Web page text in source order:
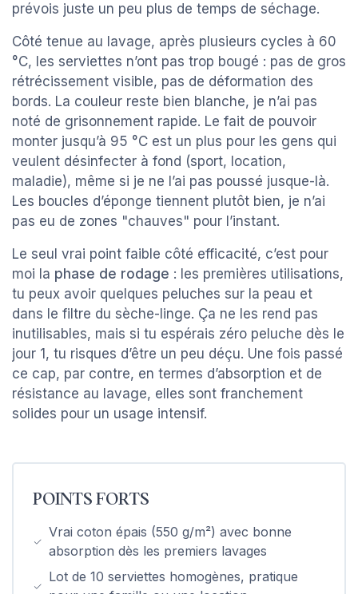
prévois juste un peu plus de temps de séchage.
Côté tenue au lavage, après plusieurs cycles à 60
°C, les serviettes n’ont pas trop bougé : pas de gros
rétrécissement visible, pas de déformation des
bords. La couleur reste bien blanche, je n’ai pas
noté de grisonnement rapide. Le fait de pouvoir
monter jusqu’à 95 °C est un plus pour les gens qui
veulent désinfecter à fond (sport, location,
maladie), même si je ne l’ai pas poussé jusque-là.
Les boucles d’éponge tiennent plutôt bien, je n’ai
pas eu de zones "chauves" pour l’instant.
Le seul vrai point faible côté efficacité, c’est pour
moi la phase de rodage : les premières utilisations,
tu peux avoir quelques peluches sur la peau et
dans le filtre du sèche-linge. Ça ne les rend pas
inutilisables, mais si tu espérais zéro peluche dès le
jour 1, tu risques d’être un peu déçu. Une fois passé
ce cap, par contre, en termes d’absorption et de
résistance au lavage, elles sont franchement
solides pour un usage intensif.
POINTS FORTS
Vrai coton épais (550 g/m²) avec bonne
absorption dès les premiers lavages
Lot de 10 serviettes homogènes, pratique